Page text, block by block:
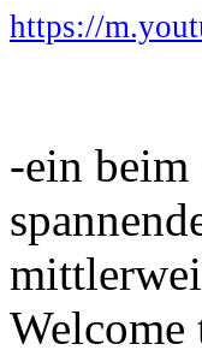
https://
-ein beim
Welcome